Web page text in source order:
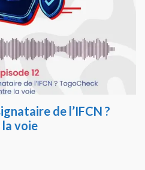
de l’IFCN ?
voie